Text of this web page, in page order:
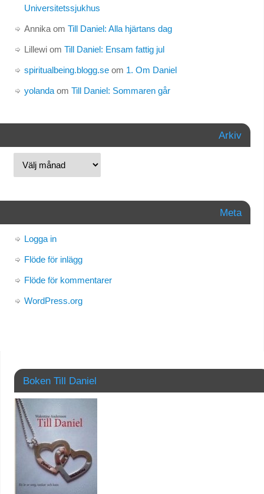
Universitetssjukhus
Annikaom Till Daniel: Alla hjärtans dag
Lillewiom Till Daniel: Ensam fattig jul
spiritualbeing.blogg.seom 1. Om Daniel
yolandaom Till Daniel: Sommaren går
Arkiv
Meta
Logga in
Flöde för inlägg
Flöde för kommentarer
WordPress.org
Boken Till Daniel